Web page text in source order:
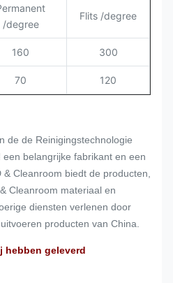
/degree
Flits /degree
160 300
70 120
de de Reinigingstechnologie
belangrijke fabrikant en een
Cleanroom biedt de producten,
Cleanroom materiaal en
diensten verlenen door
producten van China.
hebben geleverd